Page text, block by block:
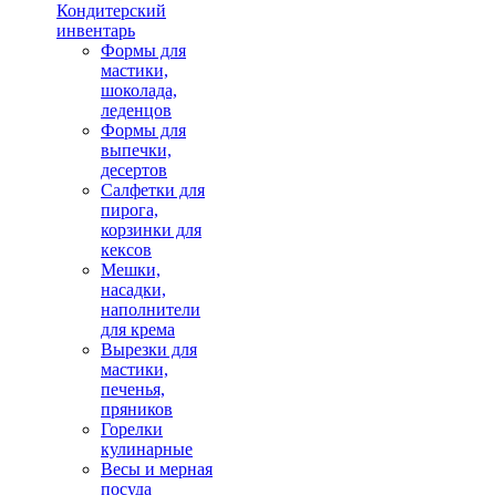
Кондитерский
инвентарь
Формы для
мастики,
шоколада,
леденцов
Формы для
выпечки,
десертов
Салфетки для
пирога,
корзинки для
кексов
Мешки,
насадки,
наполнители
для крема
Вырезки для
мастики,
печенья,
пряников
Горелки
кулинарные
Весы и мерная
посуда